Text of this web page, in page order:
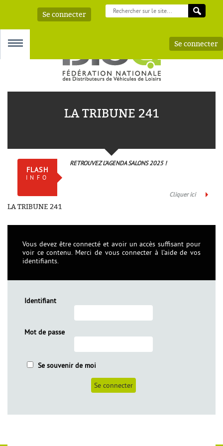
Se connecter
AAA
Se connecter
LA TRIBUNE 241
FLASH
INFO
RETROUVEZ L’AGENDA SALONS 2025 !
Cliquer ici
LA TRIBUNE 241
Vous devez être connecté et avoir un accès suffisant pour
voir ce contenu. Merci de vous connecter à l’aide de vos
identifiants.
Identifiant
Mot de passe
Se souvenir de moi